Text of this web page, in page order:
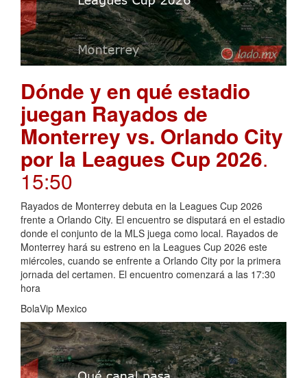
Dónde y en qué estadio
juegan Rayados de
Monterrey vs. Orlando City
por la Leagues Cup 2026.
15:50
Rayados de Monterrey debuta en la Leagues Cup 2026
frente a Orlando City. El encuentro se disputará en el estadio
donde el conjunto de la MLS juega como local. Rayados de
Monterrey hará su estreno en la Leagues Cup 2026 este
miércoles, cuando se enfrente a Orlando City por la primera
jornada del certamen. El encuentro comenzará a las 17:30
hora
BolaVip Mexico